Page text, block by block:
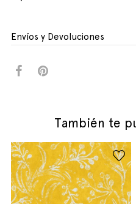
Envíos y Devoluciones
También te